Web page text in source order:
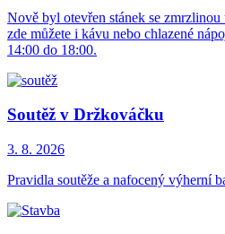
Nově byl otevřen stánek se
zde můžete i kávu nebo chlazené
14:00 do 18:00.
Soutěž v Držkováčku
3. 8. 2026
Pravidla soutěže a nafocený výherní